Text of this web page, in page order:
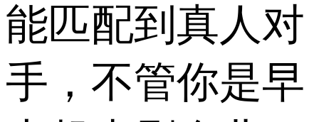
能匹配到真人对
手，不管你是早